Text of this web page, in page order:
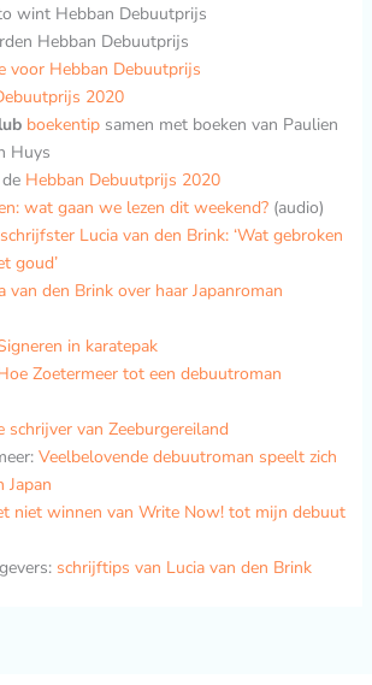
wint Hebban Debuutprijs
Hebban Debuutprijs
voor Hebban Debuutprijs
2020
boekentipsamen met boeken van Paulien
Huys
Hebban Debuutprijs 2020
wat gaan we lezen dit weekend?(audio)
Lucia van den Brink: ‘Wat gebroken
goud’
van den Brink over haar Japanroman
in karatepak
Zoetermeer tot een debuutroman
schrijver van Zeeburgereiland
Veelbelovende debuutroman speelt zich
Japan
niet winnen van Write Now! tot mijn debuut
schrijftips van Lucia van den Brink